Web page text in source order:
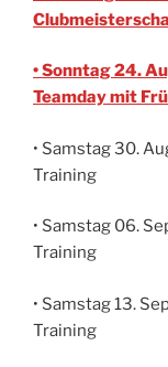
• Sonntag 24.
Teamday mit
• Samstag 30.
Training
• Samstag 06.
Training
• Samstag 13.
Training